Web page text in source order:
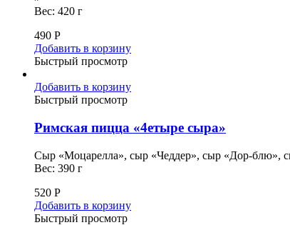
Вес: 420 г
490 Р
Добавить в корзину
Быстрый просмотр
Добавить в корзину
Быстрый просмотр
Римская пицца «4етыре сыра»
Cыр «Моцарелла», сыр «Чеддер», сыр «Дор-блю»,
Вес: 390 г
520 Р
Добавить в корзину
Быстрый просмотр